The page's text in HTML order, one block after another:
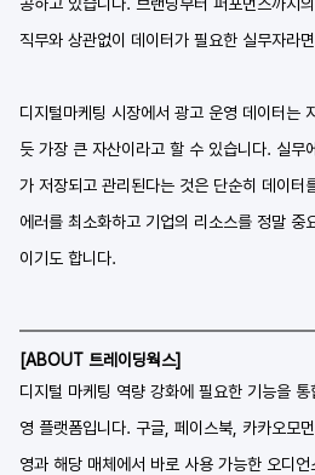
직무와 상관없이 데이터가 필요한 실무자라
디지털마케팅 시장에서 광고 운영 데이터는
듯 가장 큰 자산이라고 할 수 있습니다. 실무
가 저장되고 관리된다는 것은 단순히 데이터
에러를 최소화하고 기업의 리소스를 정말 중
이기도 합니다.
[ABOUT 트레이딩웍스]
디지털 마케팅 역량 강화에 필요한 기능을
영 플랫폼입니다. 구글, 페이스북, 카카오모
영과 해당 매체에서 바로 사용 가능한 오디